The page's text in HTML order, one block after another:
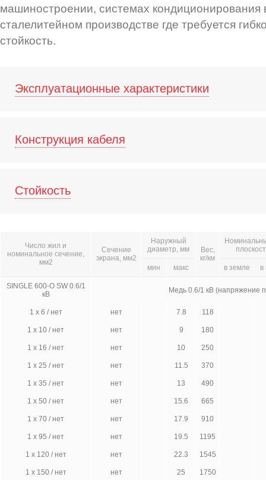
машиностроении, системах кондиционирования
сталелитейном производстве где требуется
стойкость.
Эксплуатационные характеристики
Конструкция кабеля
Стойкость
Число жил и
номинальное сечение,
мм2
Сечение
экрана, мм2
Наружный
диаметр, мм
Вес,
кг/км
мин макс в земле в
SINGLE 600-O SW 0.6/1
кВ
Медь 0.6/1 кВ (напряжение
1 x 6 / нет нет 7.8 118
1 x 10 / нет нет 9 180
1 x 16 / нет нет 10 250
1 x 25 / нет нет 11.5 370
1 x 35 / нет нет 13 490
1 x 50 / нет нет 15.6 665
1 x 70 / нет нет 17.9 910
1 x 95 / нет нет 19.5 1195
1 x 120 / нет нет 22.3 1545
1 x 150 / нет нет 25 1750